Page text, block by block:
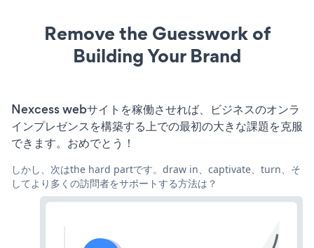
Remove the Guesswork of
Building Your Brand
Nexcess webサイトを稼働させれば、ビジネスのオンラ
インプレゼンスを構築する上での最初の大きな課題を克服
できます。おめでとう！
しかし、次はthe hard partです。draw in、captivate、turn、そ
してより多くの訪問者をサポートする方法は？